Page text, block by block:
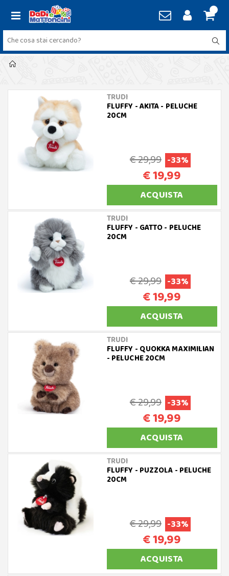
TRUDI
FLUFFY - AKITA - PELUCHE
20CM
€ 29,99 -33%
€ 19,99
ACQUISTA
TRUDI
FLUFFY - GATTO - PELUCHE
20CM
€ 29,99 -33%
€ 19,99
ACQUISTA
TRUDI
FLUFFY - QUOKKA MAXIMILIAN
- PELUCHE 20CM
€ 29,99 -33%
€ 19,99
ACQUISTA
TRUDI
FLUFFY - PUZZOLA - PELUCHE
20CM
€ 29,99 -33%
€ 19,99
ACQUISTA